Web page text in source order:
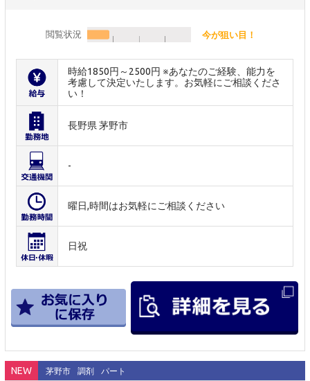
閲覧状況 今が狙い目！
時給1850円～2500円 ※あなたのご経験、能力を
考慮して決定いたします。お気軽にご相談くださ
い！
長野県 茅野市
-
曜日,時間はお気軽にご相談ください
日祝
NEW 茅野市 調剤 パート